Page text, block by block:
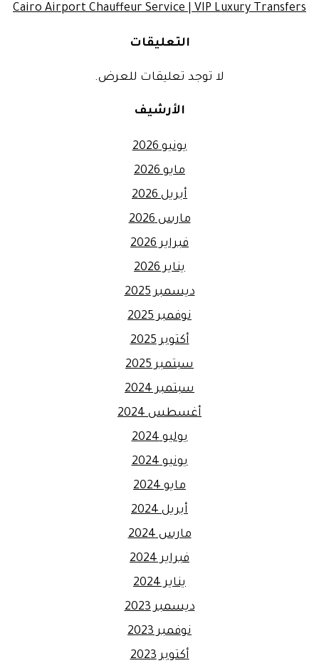
Cairo Airport Chauffeur Service | VIP Luxury Transfers
التعليقات
لا توجد تعليقات للعرض.
الأرشيف
يونيو 2026
مايو 2026
أبريل 2026
مارس 2026
فبراير 2026
يناير 2026
ديسمبر 2025
نوفمبر 2025
أكتوبر 2025
سبتمبر 2025
سبتمبر 2024
أغسطس 2024
يوليو 2024
يونيو 2024
مايو 2024
أبريل 2024
مارس 2024
فبراير 2024
يناير 2024
ديسمبر 2023
نوفمبر 2023
أكتوبر 2023